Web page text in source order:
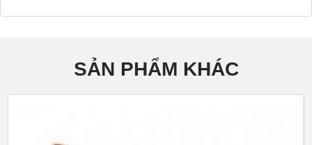
SẢN PHẨM KHÁC